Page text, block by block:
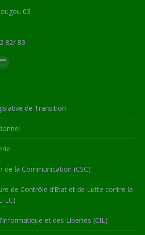
03
82/ 83
Site
opens
in
new
de Transition
de la Communication (CSC)
de Contrôle d’Etat et de Lutte contre la
LC)
et des Libertés (CIL)